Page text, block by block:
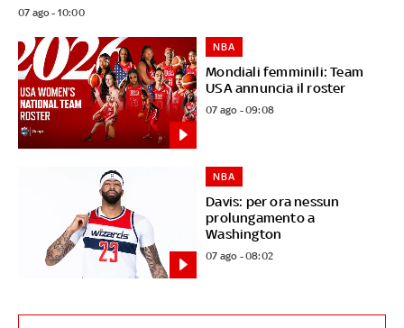
07 ago - 10:00
Mondiali femminili: Team
USA annuncia il roster
NBA
07 ago - 09:08
Davis: per ora nessun
prolungamento a
Washington
NBA
07 ago - 08:02